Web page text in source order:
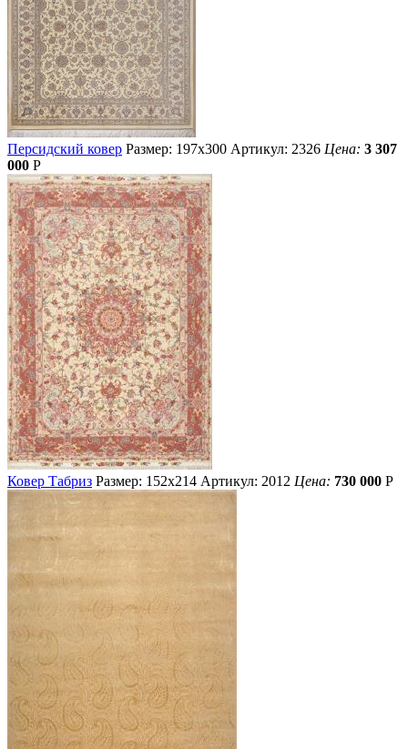
Персидский ковер Размер: 197х300 Артикул: 2326 Цена: 3 307
000 Р
Ковер Табриз Размер: 152х214 Артикул: 2012 Цена: 730 000 Р